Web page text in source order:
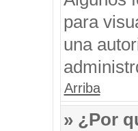
para
una
Arriba
» ¿Por